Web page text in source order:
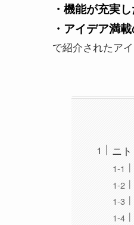
・機能が充実
・アイデア満
で紹介されたア
ニ